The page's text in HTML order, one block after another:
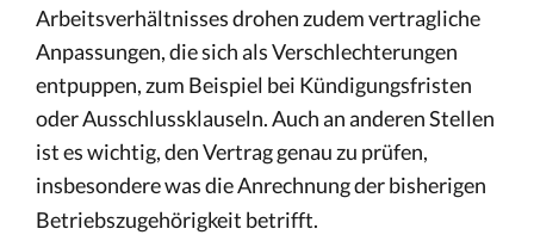
Arbeitsverhältnisses drohen zudem vertragliche
Anpassungen, die sich als Verschlechterungen
entpuppen, zum Beispiel bei Kündigungsfristen
oder Ausschlussklauseln. Auch an anderen Stellen
ist es wichtig, den Vertrag genau zu prüfen,
insbesondere was die Anrechnung der bisherigen
Betriebszugehörigkeit betrifft.